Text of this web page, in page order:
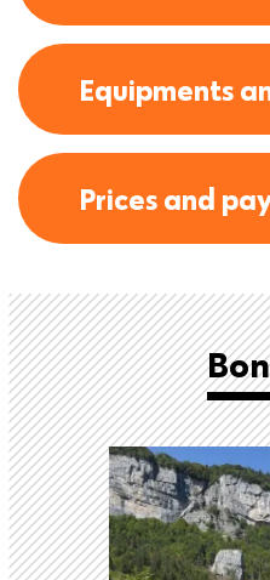
Equipments
Prices and